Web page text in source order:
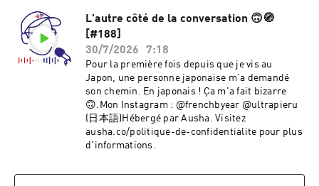
confidentialite pour plus d'informations.
L'autre côté de la conversation 🙃🧭
[#188]
30/7/2026
7:18
Pour la première fois depuis que je vis au
Japon, une personne japonaise m'a demandé
son chemin. En japonais ! Ça m'a fait bizarre
🙃.Mon Instagram : @frenchbyear @ultrapieru
(日本語)Hébergé par Ausha. Visitez
ausha.co/politique-de-confidentialite pour plus
d'informations.